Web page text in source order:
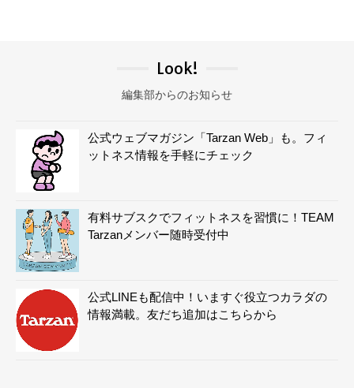
Look!
編集部からのお知らせ
公式ウェブマガジン「Tarzan Web」も。フィ
ットネス情報を手軽にチェック
有料サブスクでフィットネスを習慣に！TEAM
Tarzanメンバー随時受付中
公式LINEも配信中！いますぐ役立つカラダの
情報満載。友だち追加はこちらから